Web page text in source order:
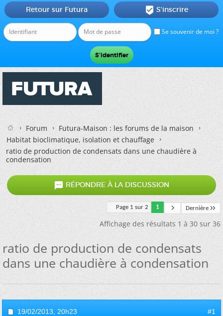
Se souvenir de moi ?
Retour sur Futura  S'inscrire
Forum
Futura-Maison : les forums de la maison
Habitat bioclimatique, isolation et chauffage
ratio de production de condensats dans une chaudière à
condensation
 RÉPONDRE À LA DISCUSSION
Page 1 sur 2 1 Dernière
Affichage des résultats 1 à 30 sur 36
ratio de production de condensats
dans une chaudière à condensation
19/02/2013, 20h23 #1